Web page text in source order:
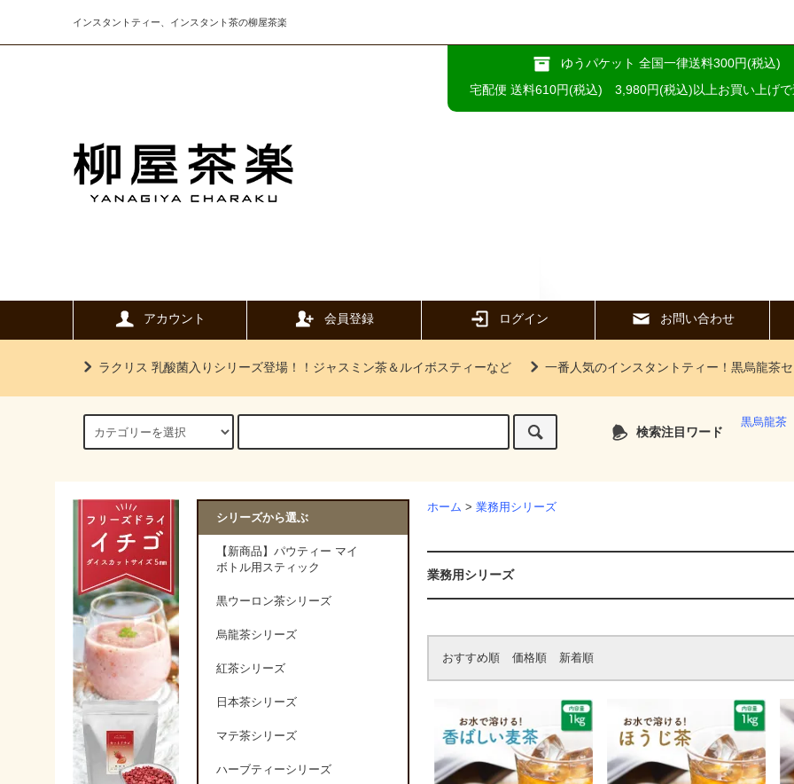
インスタントティー、インスタント茶の柳屋茶楽
ゆうパケット 全国一律送料300円(税込)
宅配便 送料610円(税込) 3,980円(税込)以上お買い上げで
アカウント 会員登録 ログイン お問い合わせ
ラクリス 乳酸菌入りシリーズ登場！！ジャスミン茶＆ルイボスティーなど 一番人気のインスタントティー！黒烏龍茶セ
検索注目ワード
黒烏龍茶
ホーム > 業務用シリーズ
業務用シリーズ
おすすめ順 価格順 新着順
シリーズから選ぶ
【新商品】パウティー マイ
ボトル用スティック
黒ウーロン茶シリーズ
烏龍茶シリーズ
紅茶シリーズ
日本茶シリーズ
マテ茶シリーズ
ハーブティーシリーズ